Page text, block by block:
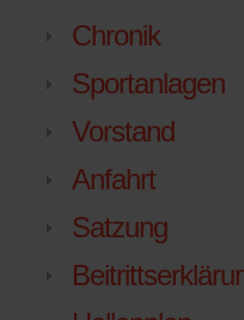
Chronik
Sportanlagen
Vorstand
Anfahrt
Satzung